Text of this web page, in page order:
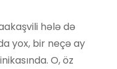
hələ də
yox, bir neçə ay
O, öz